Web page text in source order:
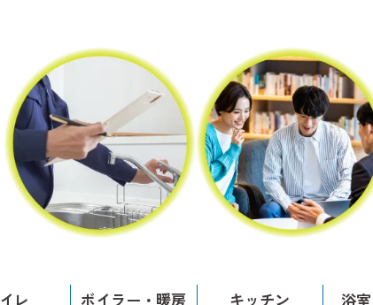
レ ボイラー・暖房 キッチン 浴